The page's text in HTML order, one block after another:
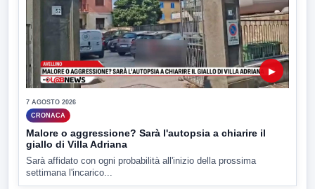
▶
7 AGOSTO 2026
CRONACA
Malore o aggressione? Sarà l'autopsia a chiarire il
giallo di Villa Adriana
Sarà affidato con ogni probabilità all'inizio della prossima
settimana l'incarico...